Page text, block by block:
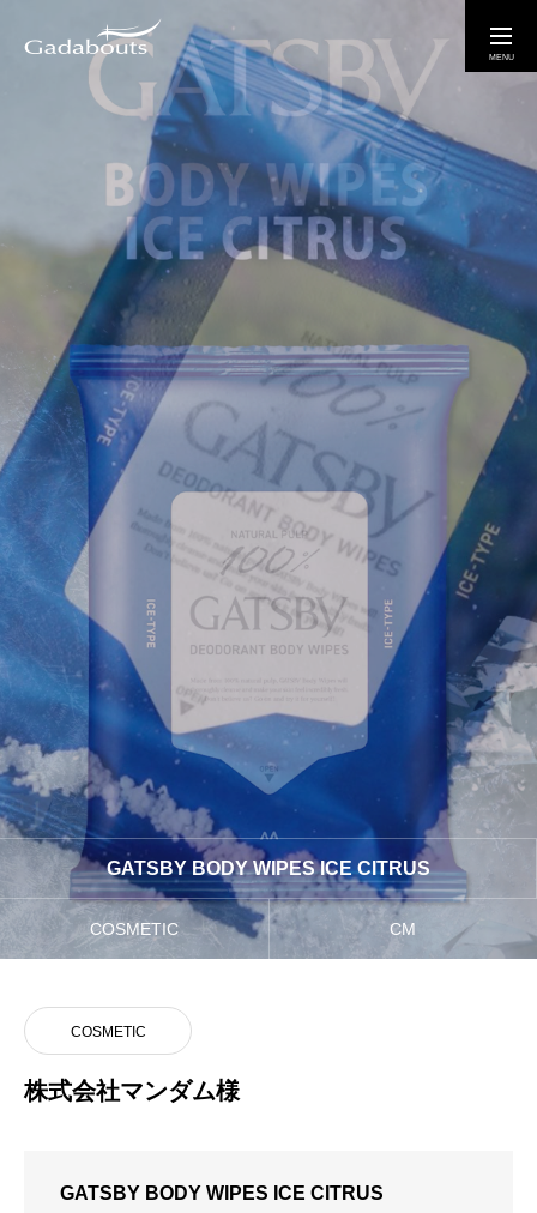
お問い合わせ
ABOUT
ガダバウツについて
SERVICE
弊社サービスについて
WORKS
制作実績
ORDER
広告写真・映像制作のご依頼はこちら
VOICE
お客様の声
NEWS
最新情報はこちら
CONTACT
お気軽にご相談ください
GATSBY BODY WIPES ICE CITRUS
COSMETIC CM
COSMETIC
株式会社マンダム様
GATSBY BODY WIPES ICE CITRUS